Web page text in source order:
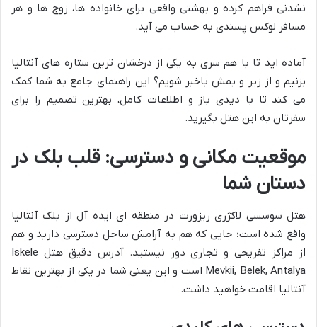
نشدنی فراهم کرده و بهشتی واقعی برای خانواده ها، زوج ها و هر
مسافر لوکس پسندی به حساب می آید.
آماده اید تا با هم سری به یکی از درخشان ترین ستاره های آنتالیا
بزنیم و از زیر و بمش باخبر شویم؟ این راهنمای جامع به شما کمک
می کند تا با دیدی باز و اطلاعات کامل، بهترین تصمیم را برای
سفرتان به این هتل بگیرید.
موقعیت مکانی و دسترسی: قلب بلک در
دستان شما
هتل سوسسی لاکژری ریزورت در منطقه ای ایده آل از بلک آنتالیا
واقع شده است؛ جایی که هم به آرامش ساحل دسترسی دارید و هم
از مراکز تفریحی و تجاری دور نیستید. آدرس دقیق هتل Iskele
Mevkii, Belek, Antalya است و این یعنی شما در یکی از بهترین نقاط
آنتالیا اقامت خواهید داشت.